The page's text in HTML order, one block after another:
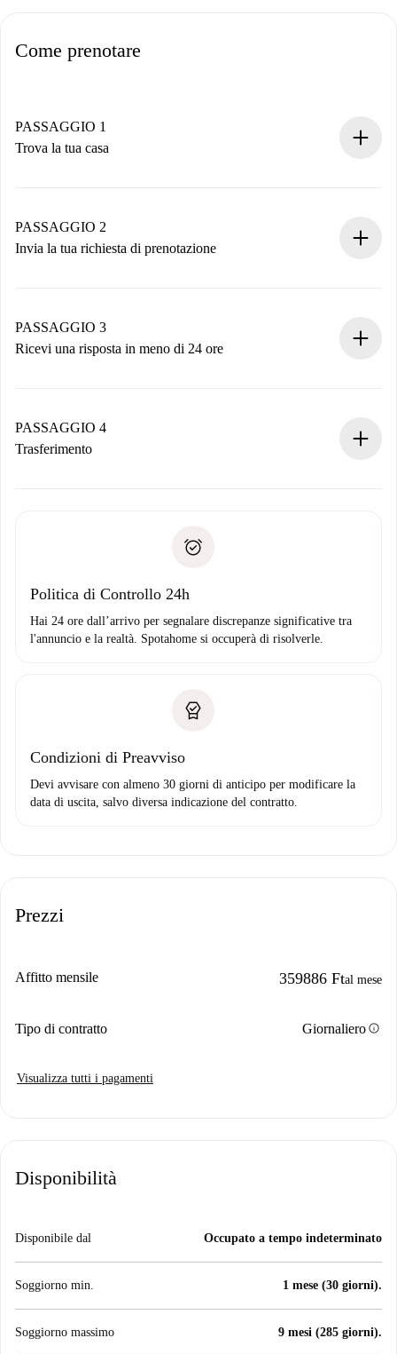
Come prenotare
PASSAGGIO 1
Trova la tua casa
Hai tutte le informazioni necessarie in anticipo.
PASSAGGIO 2
Invia la tua richiesta di prenotazione
non accetta.
PASSAGGIO 3
Ricevi una risposta in meno di 24 ore
contatto con il proprietario.
Se rifiutata: non ti addebiteremo nulla e ti proporremo
Domiciliazione del pagamento
PASSAGGIO 4
Trasferimento
solo se non segnali problemi.
Politica di Controllo 24h
Hai 24 ore dall’arrivo per segnalare discrepanze significative tra
l'annuncio e la realtà. Spotahome si occuperà di risolverle.
Condizioni di Preavviso
Devi avvisare con almeno 30 giorni di anticipo per modificare la
data di uscita, salvo diversa indicazione del contratto.
Prezzi
Affitto mensile 359886 Ftal mese
Tipo di contratto Giornalieroinfo
Visualizza tutti i pagamenti
Disponibilità
Disponibile dal Occupato a tempo indeterminato
Soggiorno min. 1 mese (30 giorni).
Soggiorno massimo 9 mesi (285 giorni).